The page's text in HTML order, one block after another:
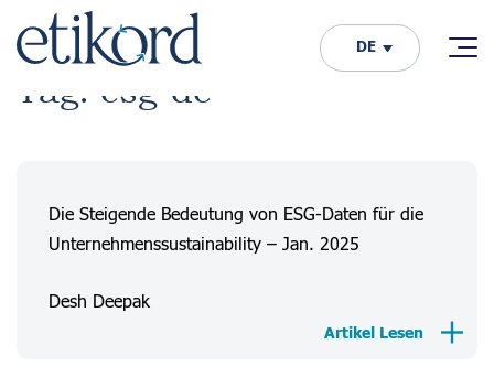
DE
Tag: esg-de
Die Steigende Bedeutung von ESG-Daten für die
Unternehmenssustainability – Jan. 2025
Desh Deepak
Artikel Lesen